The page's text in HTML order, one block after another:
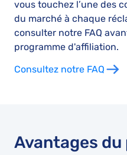
vous touchez l’une des
du marché à chaque
consulter notre FAQ
programme d'affiliation.
Consultez notre FAQ
Avantages